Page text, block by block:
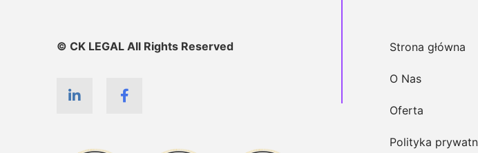
© CK LEGAL All Rights Reserved Strona główna
O Nas
Oferta
Polityka